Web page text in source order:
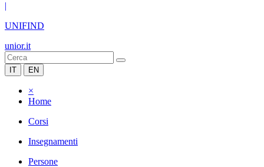
|
UNIFIND
unior.it
IT EN
×
Home
Corsi
Insegnamenti
Persone